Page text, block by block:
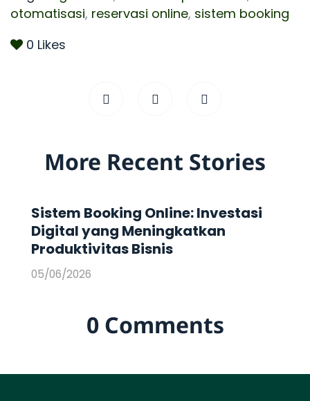
otomatisasi, reservasi online, sistem booking
0 Likes
More Recent Stories
Sistem Booking Online: Investasi
Digital yang Meningkatkan
Produktivitas Bisnis
05/06/2026
0 Comments